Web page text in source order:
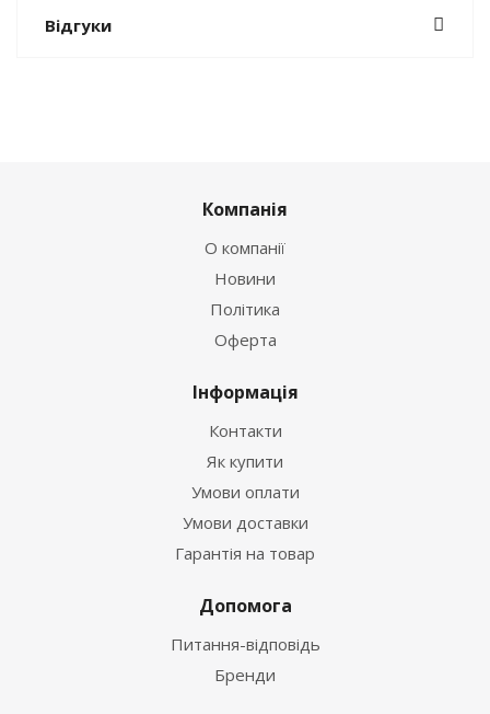
Відгуки
Компанія
О компанії
Новини
Політика
Оферта
Інформація
Контакти
Як купити
Умови оплати
Умови доставки
Гарантія на товар
Допомога
Питання-відповідь
Бренди